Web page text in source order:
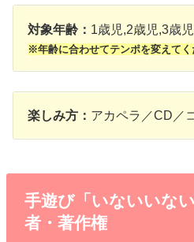
対象年齢： 1歳児,2歳児,3歳
※年齢に合わせてテンポを変えてく
楽しみ方： アカペラ／CD／
手遊び「いないいな
者・著作権